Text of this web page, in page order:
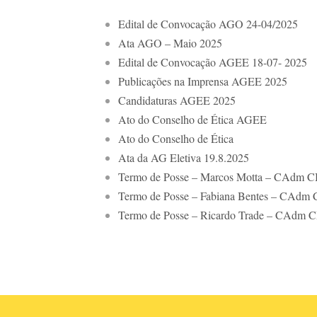
Edital de Convocação AGO 24-04/2025
Ata AGO – Maio 2025
Edital de Convocação AGEE 18-07- 2025
Publicações na Imprensa AGEE 2025
Candidaturas AGEE 2025
Ato do Conselho de Ética AGEE
Ato do Conselho de Ética
Ata da AG Eletiva 19.8.2025
Termo de Posse – Marcos Motta – CAdm
Termo de Posse – Fabiana Bentes – CAdm
Termo de Posse – Ricardo Trade – CAdm